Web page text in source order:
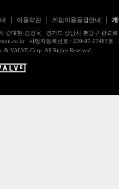
이용약관 게임이용등급안내
강대현·김정욱 경기도 성남시 분당구 판교
사업자등록번호 : 220-87-17483
& VALVE Corp. All Rights Reserved.